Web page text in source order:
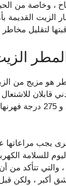
، وخاصة من
الزيت
لتقليل مخاطر
هو مزيج من
قابلان
يمكنهم من خلالها
يجب
للسلامة
والتي تتأكد من
أكبر ، ولكن